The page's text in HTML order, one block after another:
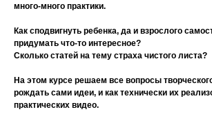
много-много практики.
Как сподвигнуть ребенка, да и взрослого
придумать что-то интересное?
Сколько статей на тему страха чистого листа?
На этом курсе решаем все вопросы
рождать сами идеи, и как технически их
практических видео.